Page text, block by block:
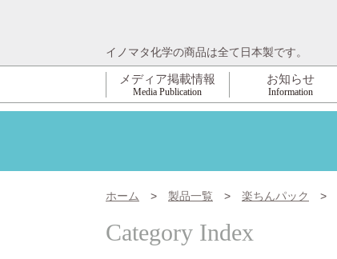
イノマタ化学の商品は全て日本製です。
メディア掲載情報
Media Publication
お知らせ
Information
ホーム > 製品一覧 > 楽ちんパック >
Category Index